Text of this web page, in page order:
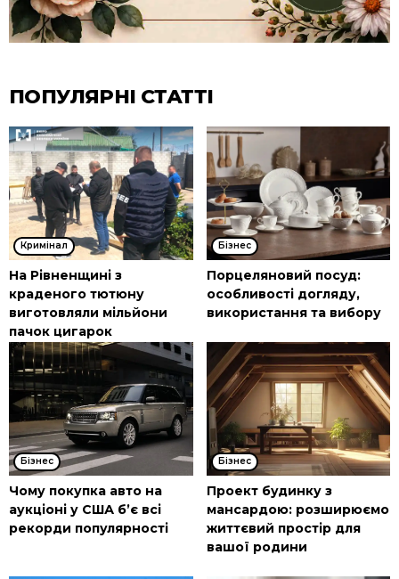
ПОПУЛЯРНІ СТАТТІ
Кримінал
На Рівненщині з
краденого тютюну
виготовляли мільйони
пачок цигарок
Бізнес
Порцеляновий посуд:
особливості догляду,
використання та вибору
Бізнес
Чому покупка авто на
аукціоні у США б’є всі
рекорди популярності
Бізнес
Проект будинку з
мансардою: розширюємо
життєвий простір для
вашої родини